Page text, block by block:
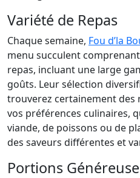
Variété de Repas
Chaque semaine, Fou d’la
menu succulent
repas, incluant une large
goûts. Leur sélection
trouverez certainement des
vos préférences culinaires,
viande, de poissons ou de
des saveurs différentes et
Portions